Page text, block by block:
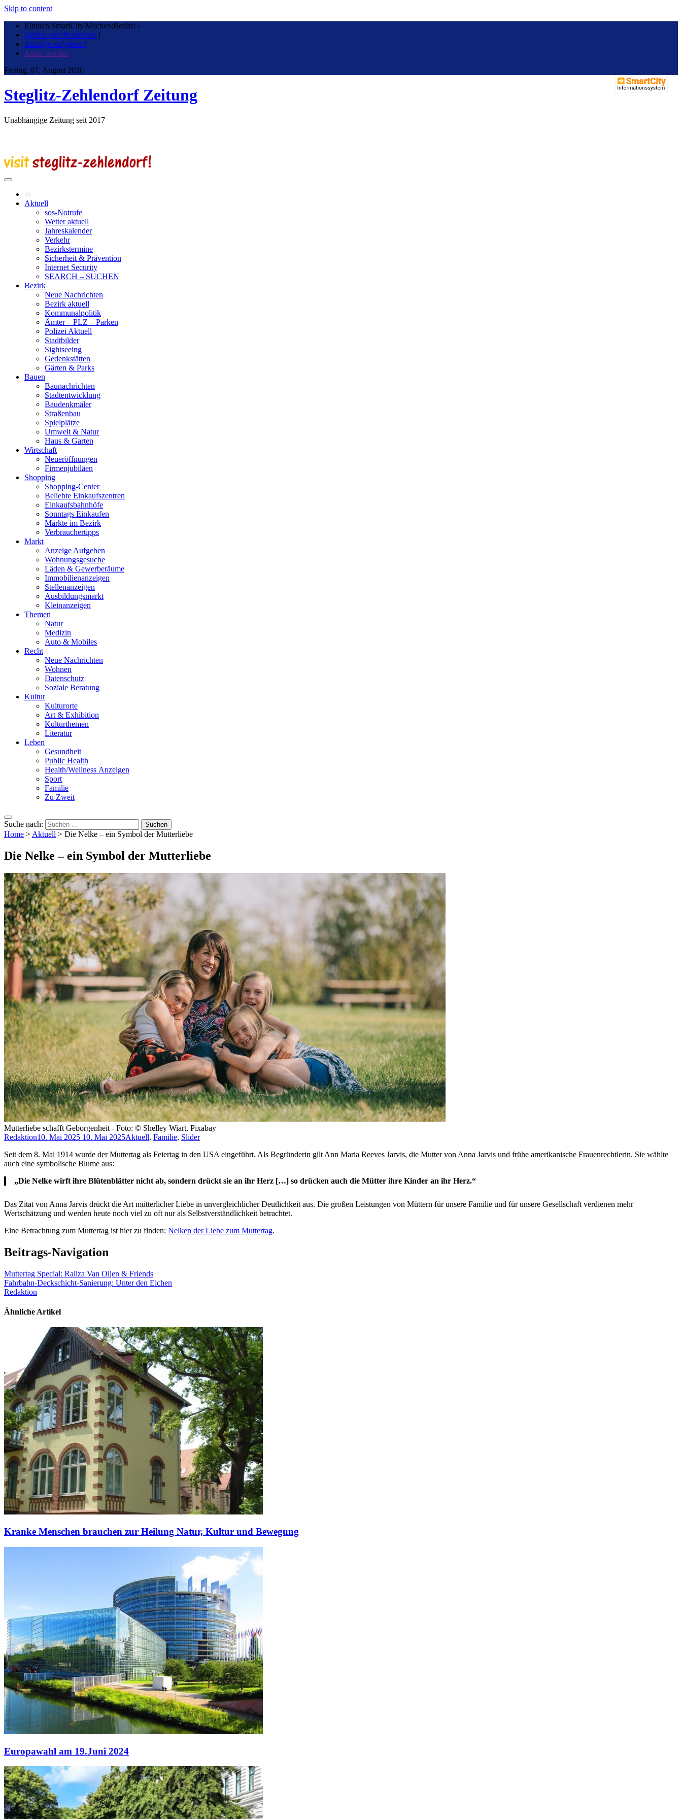
Skip to content
Einfach.SmartCity.Machen:Berlin! -
Artikel veröffentlichen |
Anzeige aufgeben |
Autor werden
Freitag, 07. August 2026
Steglitz-Zehlendorf Zeitung
Unabhängige Zeitung seit 2017
Aktuell
sos-Notrufe
Wetter aktuell
Jahreskalender
Verkehr
Bezirkstermine
Sicherheit & Prävention
Internet Security
SEARCH – SUCHEN
Bezirk
Neue Nachrichten
Bezirk aktuell
Kommunalpolitik
Ämter – PLZ – Parken
Polizei Aktuell
Stadtbilder
Sightseeing
Gedenkstätten
Gärten & Parks
Bauen
Baunachrichten
Stadtentwicklung
Baudenkmäler
Straßenbau
Spielplätze
Umwelt & Natur
Haus & Garten
Wirtschaft
Neueröffnungen
Firmenjubiläen
Shopping
Shopping-Center
Beliebte Einkaufszentren
Einkaufsbahnhöfe
Sonntags Einkaufen
Märkte im Bezirk
Verbrauchertipps
Markt
Anzeige Aufgeben
Wohnungsgesuche
Läden & Gewerberäume
Immobilienanzeigen
Stellenanzeigen
Ausbildungsmarkt
Kleinanzeigen
Themen
Natur
Medizin
Auto & Mobiles
Recht
Neue Nachrichten
Wohnen
Datenschutz
Soziale Beratung
Kultur
Kulturorte
Art & Exhibition
Kulturthemen
Literatur
Leben
Gesundheit
Public Health
Health/Wellness Anzeigen
Sport
Familie
Zu Zweit
Suche nach:
Home > Aktuell > Die Nelke – ein Symbol der Mutterliebe
Die Nelke – ein Symbol der Mutterliebe
Mutterliebe schafft Geborgenheit - Foto: © Shelley Wiart, Pixabay
Redaktion10. Mai 2025 10. Mai 2025Aktuell, Familie, Slider
Seit dem 8. Mai 1914 wurde der Muttertag als Feiertag in den USA eingeführt. Als Begründerin gilt Ann Maria Reeves Jarvis, die Mutter von Anna Jarvis und frühe amerikanische Frauenrechtlerin. Sie wählte
auch eine symbolische Blume aus:
„Die Nelke wirft ihre Blütenblätter nicht ab, sondern drückt sie an ihr Herz […] so drücken auch die Mütter ihre Kinder an ihr Herz.“
Das Zitat von Anna Jarvis drückt die Art mütterlicher Liebe in unvergleichlicher Deutlichkeit aus. Die großen Leistungen von Müttern für unsere Familie und für unsere Gesellschaft verdienen mehr
Wertschätzung und werden heute noch viel zu oft nur als Selbstverständlichkeit betrachtet.
Eine Betrachtung zum Muttertag ist hier zu finden: Nelken der Liebe zum Muttertag.
Beitrags-Navigation
Muttertag Special: Raliza Van Oijen & Friends
Fahrbahn-Deckschicht-Sanierung: Unter den Eichen
Redaktion
Ähnliche Artikel
Kranke Menschen brauchen zur Heilung Natur, Kultur und Bewegung
Europawahl am 19.Juni 2024